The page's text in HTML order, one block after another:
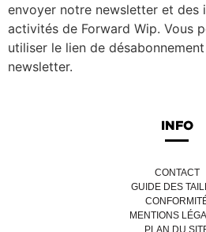
envoyer notre newsletter et des
activités de Forward Wip. Vous
utiliser le lien de
newsletter.
INFO
CONTACT
GUIDE DES
MENTIONS
PLAN DU